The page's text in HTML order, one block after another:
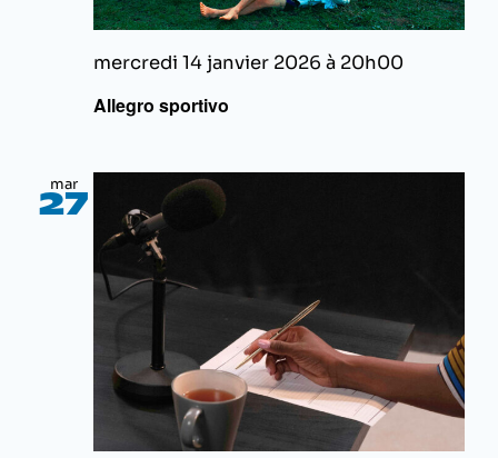
Allegro sportivo
mercredi 14 janvier 2026 à 20h00
mar
27